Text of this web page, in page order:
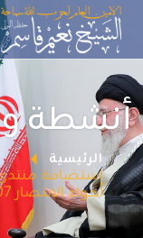
أنشطة
الرئيسية
استضافة
أجواء الانتصار 25/7/2007